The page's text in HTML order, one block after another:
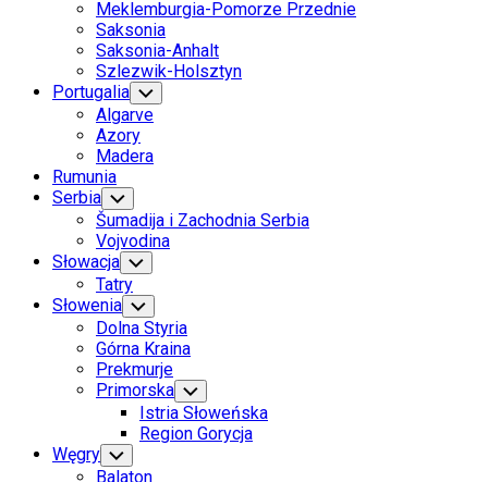
Meklemburgia-Pomorze Przednie
Saksonia
Saksonia-Anhalt
Szlezwik-Holsztyn
Portugalia Toggle
Child
Menu
Algarve
Azory
Madera
Rumunia
Serbia Toggle
Child
Menu
Šumadija i Zachodnia Serbia
Vojvodina
Słowacja Toggle
Child
Menu
Tatry
Słowenia Toggle
Child
Menu
Dolna Styria
Górna Kraina
Prekmurje
Primorska Toggle
Child
Menu
Istria Słoweńska
Region Gorycja
Węgry Toggle
Child
Balaton